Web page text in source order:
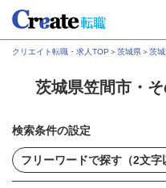
クリエイト転職・求人TOP ＞茨城県＞茨
茨城県笠間市・
検索条件の設定